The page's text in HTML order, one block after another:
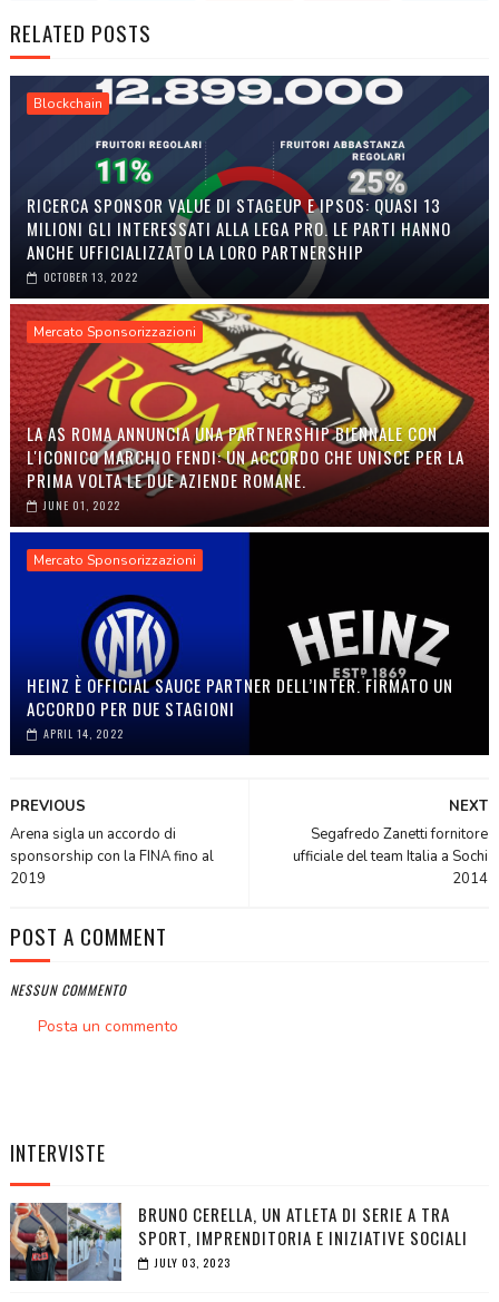
RELATED POSTS
Blockchain
RICERCA SPONSOR VALUE DI STAGEUP E IPSOS: QUASI 13
MILIONI GLI INTERESSATI ALLA LEGA PRO. LE PARTI HANNO
ANCHE UFFICIALIZZATO LA LORO PARTNERSHIP
OCTOBER 13, 2022
Mercato Sponsorizzazioni
LA AS ROMA ANNUNCIA UNA PARTNERSHIP BIENNALE CON
L'ICONICO MARCHIO FENDI: UN ACCORDO CHE UNISCE PER LA
PRIMA VOLTA LE DUE AZIENDE ROMANE.
JUNE 01, 2022
Mercato Sponsorizzazioni
HEINZ È OFFICIAL SAUCE PARTNER DELL’INTER. FIRMATO UN
ACCORDO PER DUE STAGIONI
APRIL 14, 2022
NEXT
Segafredo Zanetti fornitore
ufficiale del team Italia a Sochi
2014
PREVIOUS
Arena sigla un accordo di
sponsorship con la FINA fino al
2019
POST A COMMENT
NESSUN COMMENTO
Posta un commento
INTERVISTE
BRUNO CERELLA, UN ATLETA DI SERIE A TRA
SPORT, IMPRENDITORIA E INIZIATIVE SOCIALI
JULY 03, 2023